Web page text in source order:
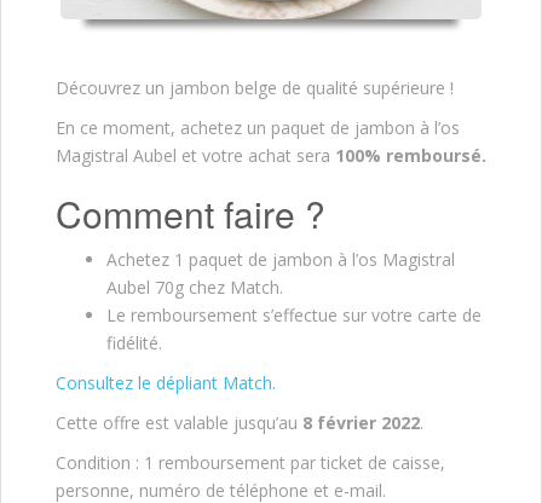
Découvrez un jambon belge de qualité supérieure !
En ce moment, achetez un paquet de jambon à l’os
Magistral Aubel et votre achat sera 100% remboursé.
Comment faire ?
Achetez 1 paquet de jambon à l’os Magistral
Aubel 70g chez Match.
Le remboursement s’effectue sur votre carte de
fidélité.
Consultez le dépliant Match.
Cette offre est valable jusqu’au 8 février 2022.
Condition : 1 remboursement par ticket de caisse,
personne, numéro de téléphone et e-mail.